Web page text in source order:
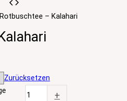
– Kalahari
Zurücksetzen
+